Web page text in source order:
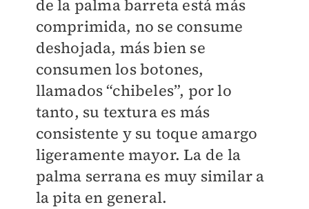
de la palma barreta está más
comprimida, no se consume
deshojada, más bien se
consumen los botones,
llamados “chibeles”, por lo
tanto, su textura es más
consistente y su toque amargo
ligeramente mayor. La de la
palma serrana es muy similar a
la pita en general.